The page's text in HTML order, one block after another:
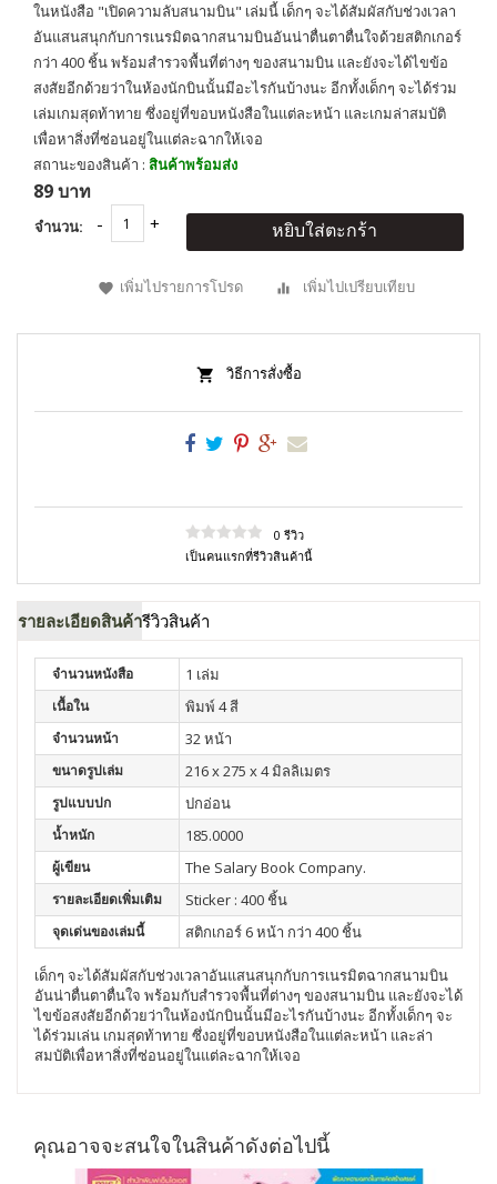
ในหนังสือ "เปิดความลับสนามบิน" เล่มนี้ เด็กๆ จะได้สัมผัสกับช่วงเวลา
อันแสนสนุกกับการเนรมิตฉากสนามบินอันน่าตื่นตาตื่นใจด้วยสติกเกอร์
กว่า 400 ชิ้น พร้อมสำรวจพื้นที่ต่างๆ ของสนามบิน และยังจะได้ไขข้อ
สงสัยอีกด้วยว่าในห้องนักบินนั้นมีอะไรกันบ้างนะ อีกทั้งเด็กๆ จะได้ร่วม
เล่มเกมสุดท้าทาย ซึ่งอยู่ที่ขอบหนังสือในแต่ละหน้า และเกมล่าสมบัติ
เพื่อหาสิ่งที่ซ่อนอยู่ในแต่ละฉากให้เจอ
สถานะของสินค้า : สินค้าพร้อมส่ง
89 บาท
จำนวน: หยิบใส่ตะกร้า
เพิ่มไปรายการโปรด เพิ่มไปเปรียบเทียบ
วิธีการสั่งซื้อ
0 รีวิว
เป็นคนแรกที่รีวิวสินค้านี้
รายละเอียดสินค้ารีวิวสินค้า
จำนวนหนังสือ 1 เล่ม
เนื้อใน พิมพ์ 4 สี
จำนวนหน้า 32 หน้า
ขนาดรูปเล่ม 216 x 275 x 4 มิลลิเมตร
รูปแบบปก ปกอ่อน
น้ำหนัก 185.0000
ผู้เขียน The Salary Book Company.
รายละเอียดเพิ่มเติม Sticker : 400 ชิ้น
จุดเด่นของเล่มนี้ สติกเกอร์ 6 หน้า กว่า 400 ชิ้น
เด็กๆ จะได้สัมผัสกับช่วงเวลาอันแสนสนุกกับการเนรมิตฉากสนามบิน
อันน่าตื่นตาตื่นใจ พร้อมกับสำรวจพื้นที่ต่างๆ ของสนามบิน และยังจะได้
ไขข้อสงสัยอีกด้วยว่าในห้องนักบินนั้นมีอะไรกันบ้างนะ อีกทั้งเด็กๆ จะ
ได้ร่วมเล่น เกมสุดท้าทาย ซึ่งอยู่ที่ขอบหนังสือในแต่ละหน้า และล่า
สมบัติเพื่อหาสิ่งที่ซ่อนอยู่ในแต่ละฉากให้เจอ
คุณอาจจะสนใจในสินค้าดังต่อไปนี้